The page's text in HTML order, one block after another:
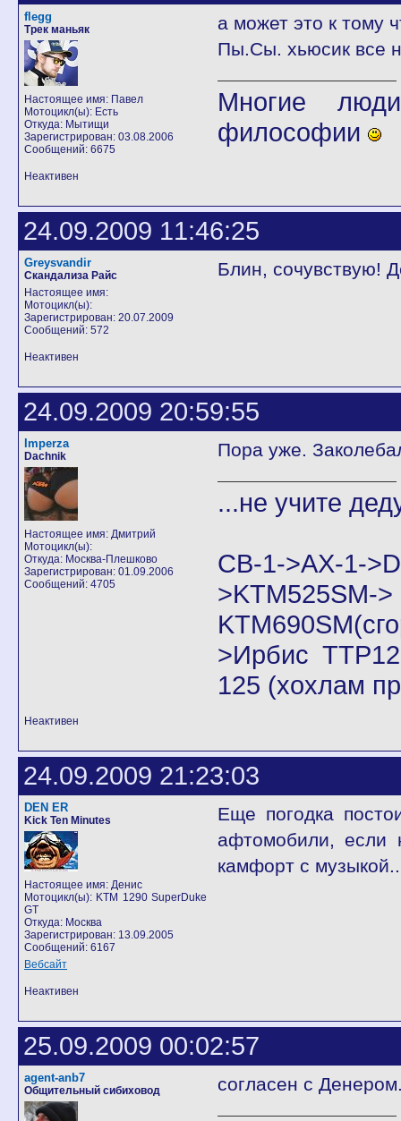
flegg
Трек маньяк
Настоящее имя: Павел
Мотоцикл(ы): Есть
Откуда: Мытищи
Зарегистрирован: 03.08.2006
Сообщений: 6675
а может это к тому
Пы.Сы. хьюсик все
Многие
философии
Неактивен
24.09.2009 11:46:25
Greysvandir
Скандализа Райс
Настоящее имя:
Мотоцикл(ы):
Зарегистрирован: 20.07.2009
Сообщений: 572
Блин, сочувствую!
Неактивен
24.09.2009 20:59:55
Imperza
Dachnik
Настоящее имя: Дмитрий
Мотоцикл(ы):
Откуда: Москва-Плешково
Зарегистрирован: 01.09.2006
Сообщений: 4705
Пора уже.
...не учите
CB-1->AX-
>KTM525SM->
>Ирбис
125 (хохлам
Неактивен
24.09.2009 21:23:03
DEN ER
Kick Ten Minutes
Настоящее имя: Денис
Мотоцикл(ы): KTM 1290 SuperDuke
GT
Откуда: Москва
Зарегистрирован: 13.09.2005
Сообщений: 6167
Вебсайт
Еще погодка
афтомобили,
камфорт с
Неактивен
25.09.2009 00:02:57
agent-anb7
Общительный сибиховод согласен с